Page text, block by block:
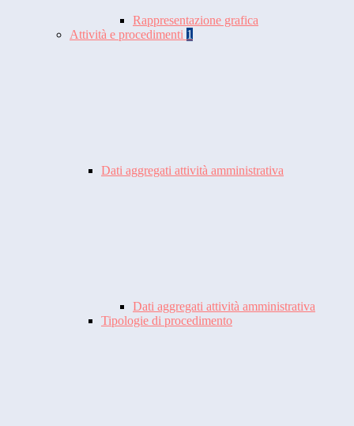
Rappresentazione grafica
Attività e procedimenti 1
Dati aggregati attività amministrativa
Dati aggregati attività amministrativa
Tipologie di procedimento